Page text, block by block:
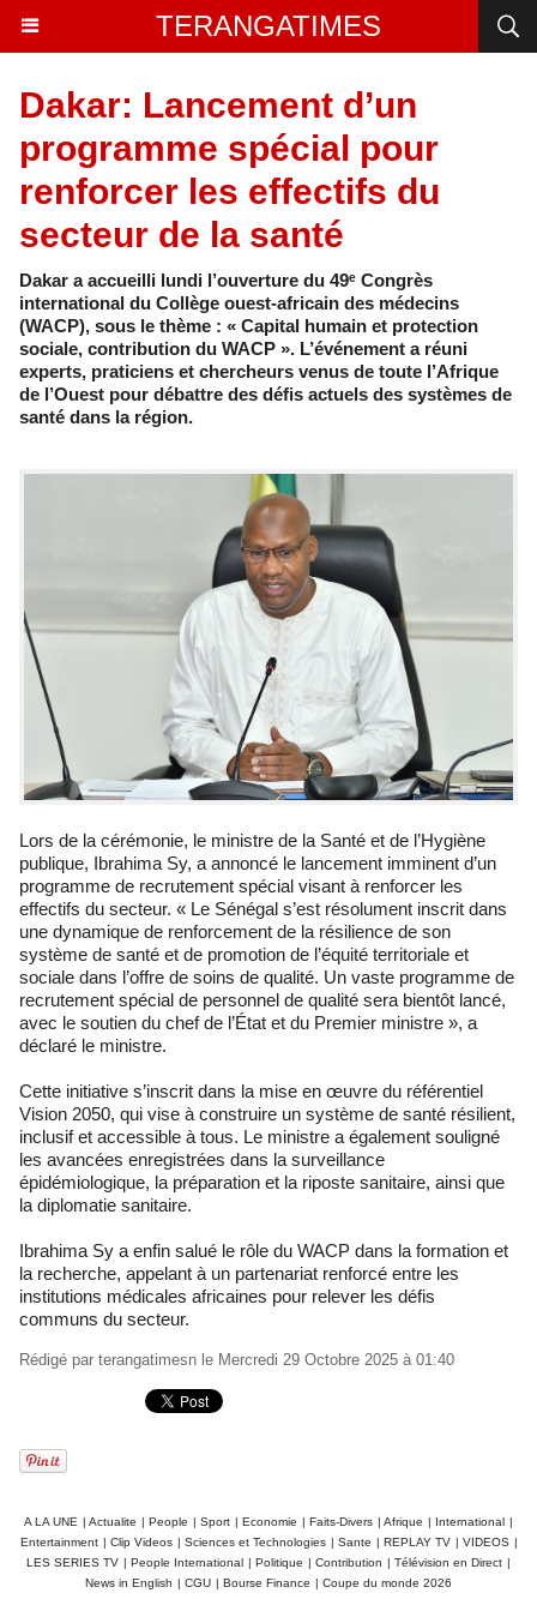
TERANGATIMES
Dakar: Lancement d’un
programme spécial pour
renforcer les effectifs du
secteur de la santé
Dakar a accueilli lundi l’ouverture du 49ᵉ Congrès
international du Collège ouest-africain des médecins
(WACP), sous le thème : « Capital humain et protection
sociale, contribution du WACP ». L’événement a réuni
experts, praticiens et chercheurs venus de toute l’Afrique
de l’Ouest pour débattre des défis actuels des systèmes de
santé dans la région.
Lors de la cérémonie, le ministre de la Santé et de l’Hygiène
publique, Ibrahima Sy, a annoncé le lancement imminent d’un
programme de recrutement spécial visant à renforcer les
effectifs du secteur. « Le Sénégal s’est résolument inscrit dans
une dynamique de renforcement de la résilience de son
système de santé et de promotion de l’équité territoriale et
sociale dans l’offre de soins de qualité. Un vaste programme de
recrutement spécial de personnel de qualité sera bientôt lancé,
avec le soutien du chef de l’État et du Premier ministre », a
déclaré le ministre.
Cette initiative s’inscrit dans la mise en œuvre du référentiel
Vision 2050, qui vise à construire un système de santé résilient,
inclusif et accessible à tous. Le ministre a également souligné
les avancées enregistrées dans la surveillance
épidémiologique, la préparation et la riposte sanitaire, ainsi que
la diplomatie sanitaire.
Ibrahima Sy a enfin salué le rôle du WACP dans la formation et
la recherche, appelant à un partenariat renforcé entre les
institutions médicales africaines pour relever les défis
communs du secteur.
Rédigé par terangatimesn le Mercredi 29 Octobre 2025 à 01:40
A LA UNE | Actualite | People | Sport | Economie | Faits-Divers | Afrique | International |
Entertainment | Clip Videos | Sciences et Technologies | Sante | REPLAY TV | VIDEOS |
LES SERIES TV | People International | Politique | Contribution | Télévision en Direct |
News in English | CGU | Bourse Finance | Coupe du monde 2026